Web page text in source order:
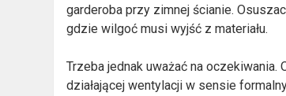
garderoba przy zimnej ścianie.
gdzie wilgoć musi wyjść z materiału.
Trzeba jednak uważać na
działającej wentylacji w sensie